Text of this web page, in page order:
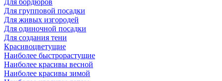
Для групповой посадки
Для живых изгородей
Для одиночной посадки
Для создания тени
Красивоцветущие
Наиболее быстрорастущие
Наиболее красивы весной
Наиболее красивы зимой